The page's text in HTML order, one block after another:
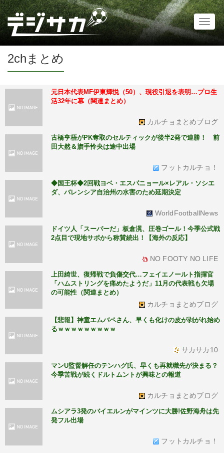
2chまとめ
元日本代表MF伊東輝悦（50）、現役引退を表明…プロ生
活32年に幕（関連まとめ）
カルチョまとめブログ
古橋亨梧がPK奪取のセルティックが後半2発で連勝！ 前
田大然＆旗手怜央は途中出場
フットカルチョ！
◆国王杯◆2回戦ヨベ・エスパニョール×レアル・ソシエ
ダ、バレンシア自治州の水害のため延期決定
WorldFootballNews
ドイツ人「スーパーだ」板倉滉、圧巻ゴール！今季公式戦
2点目で現地サポから称賛続出！【海外の反応】
NO FOOTY NO LIFE
上田綺世、復帰戦で負傷交代…フェイエノールト指揮官
「ハムストリングを痛めたようだ」11月の代表戦も欠場
の可能性（関連まとめ）
カルチョまとめブログ
【悲報】神童エムバペさん、早くも化けの皮が剥がれ始め
るｗｗｗｗｗｗｗｗｗ
サカサカ10
マンU監督解任のテンハグ氏、早くも再就職先が決まる？
今季苦戦が続くドルトムントが興味との報道
カルチョまとめブログ
ムシアラ3発のバイエルンがマインツに大勝!佐野海舟は先
発フル出場
フットカルチョ！